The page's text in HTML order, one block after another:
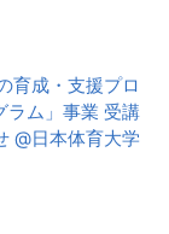
育成・支援プロ
ラム」事業 受講
@日本体育大学